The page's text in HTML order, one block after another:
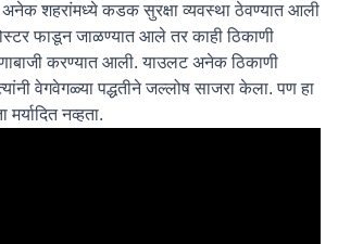
अनेक शहरांमध्ये कडक सुरक्षा व्यवस्था ठेवण्यात आली
फाडून जाळण्यात आले तर काही ठिकाणी
करण्यात आली. याउलट अनेक ठिकाणी
वेगवेगळ्या पद्धतीने जल्लोष साजरा केला. पण हा
नव्हता.